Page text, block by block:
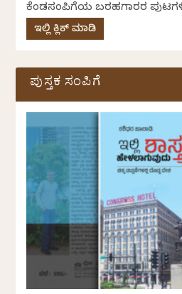
ಕೆಂಡಸಂಪಿಗೆಯ ಬರಹಗಾರರ
ಇಲ್ಲಿ ಕ್ಲಿಕ್ ಮಾಡಿ
ಪುಸ್ತಕ ಸಂಪಿಗೆ